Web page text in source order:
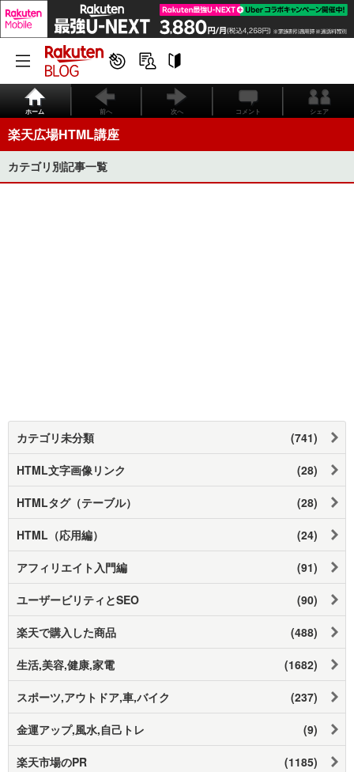
ホーム 前へ 次へ コメント シェア
楽天広場HTML講座
カテゴリ別記事一覧
カテゴリ未分類 (741)
HTML文字画像リンク (28)
HTMLタグ（テーブル） (28)
HTML（応用編） (24)
アフィリエイト入門編 (91)
ユーザービリティとSEO (90)
楽天で購入した商品 (488)
生活,美容,健康,家電 (1682)
スポーツ,アウトドア,車,バイク (237)
金運アップ,風水,自己トレ (9)
楽天市場のPR (1185)